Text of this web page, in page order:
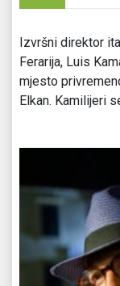
Izvršni direktor
Ferarija, Luis
mjesto
Elkan. Kamilijeri